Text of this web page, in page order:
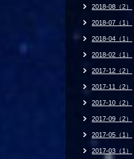
2018-08（2）
2018-07（1）
2018-04（1）
2018-02（1）
2017-12（2）
2017-11（2）
2017-10（2）
2017-09（2）
2017-05（1）
2017-03（1）